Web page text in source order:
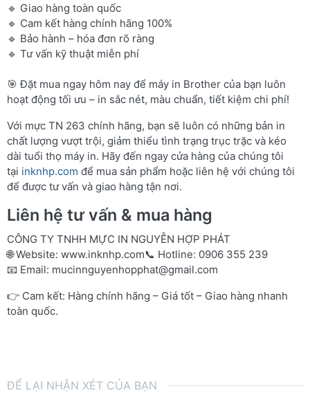
🔹 Giao hàng toàn quốc
🔹 Cam kết hàng chính hãng 100%
🔹 Bảo hành – hóa đơn rõ ràng
🔹 Tư vấn kỹ thuật miễn phí
🎯 Đặt mua ngay hôm nay để máy in Brother của bạn luôn
hoạt động tối ưu – in sắc nét, màu chuẩn, tiết kiệm chi phí!
Với mực TN 263 chính hãng, bạn sẽ luôn có những bản in
chất lượng vượt trội, giảm thiểu tình trạng trục trặc và kéo
dài tuổi thọ máy in. Hãy đến ngay cửa hàng của chúng tôi
tại inknhp.com để mua sản phẩm hoặc liên hệ với chúng tôi
để được tư vấn và giao hàng tận nơi.
Liên hệ tư vấn & mua hàng
CÔNG TY TNHH MỰC IN NGUYỄN HỢP PHÁT
🌐 Website: www.inknhp.com📞 Hotline: 0906 355 239
📧 Email: mucinnguyenhopphat@gmail.com
👉 Cam kết: Hàng chính hãng – Giá tốt – Giao hàng nhanh
toàn quốc.
ĐỂ LẠI NHẬN XÉT CỦA BẠN